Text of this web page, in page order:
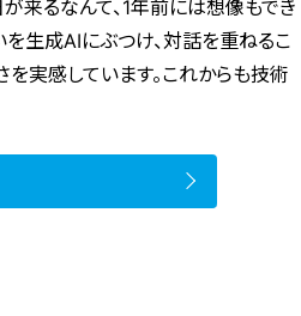
来るなんて、1年前には想像もでき
を生成AIにぶつけ、対話を重ねるこ
を実感しています。これからも技術